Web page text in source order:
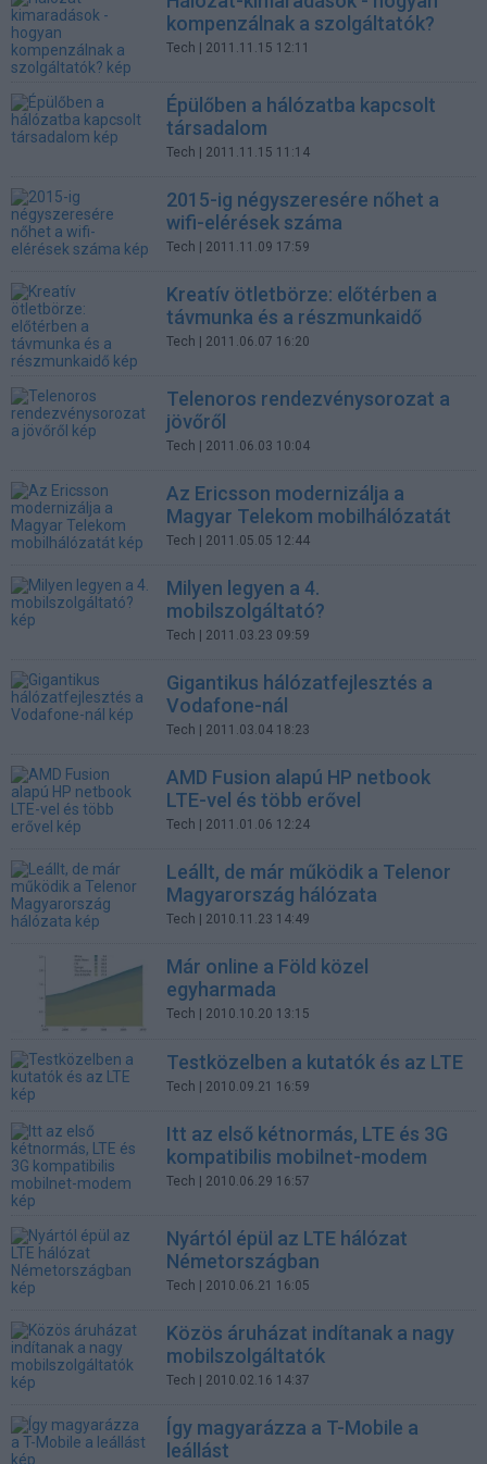
kompenzálnak a szolgáltatók?
Tech | 2011.11.15 12:11
Épülőben a hálózatba kapcsolt
társadalom
Tech | 2011.11.15 11:14
2015-ig négyszeresére nőhet a
wifi-elérések száma
Tech | 2011.11.09 17:59
Kreatív ötletbörze: előtérben a
távmunka és a részmunkaidő
Tech | 2011.06.07 16:20
Telenoros rendezvénysorozat a
jövőről
Tech | 2011.06.03 10:04
Az Ericsson modernizálja a
Magyar Telekom mobilhálózatát
Tech | 2011.05.05 12:44
Milyen legyen a 4.
mobilszolgáltató?
Tech | 2011.03.23 09:59
Gigantikus hálózatfejlesztés a
Vodafone-nál
Tech | 2011.03.04 18:23
AMD Fusion alapú HP netbook
LTE-vel és több erővel
Tech | 2011.01.06 12:24
Leállt, de már működik a Telenor
Magyarország hálózata
Tech | 2010.11.23 14:49
Már online a Föld közel
egyharmada
Tech | 2010.10.20 13:15
Testközelben a kutatók és az LTE
Tech | 2010.09.21 16:59
Itt az első kétnormás, LTE és 3G
kompatibilis mobilnet-modem
Tech | 2010.06.29 16:57
Nyártól épül az LTE hálózat
Németországban
Tech | 2010.06.21 16:05
Közös áruházat indítanak a nagy
mobilszolgáltatók
Tech | 2010.02.16 14:37
Így magyarázza a T-Mobile a
leállást